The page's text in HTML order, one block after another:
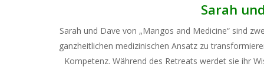
Sarah
Sarah und Dave von „Mangos and Medicine“ sind
ganzheitlichen medizinischen Ansatz zu
Kompetenz. Während des Retreats werdet sie ihr